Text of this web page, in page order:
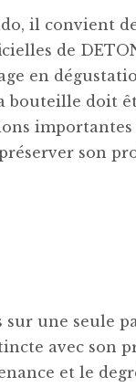
il convient
de
en
bouteille doit
son
une seule
avec son
et le